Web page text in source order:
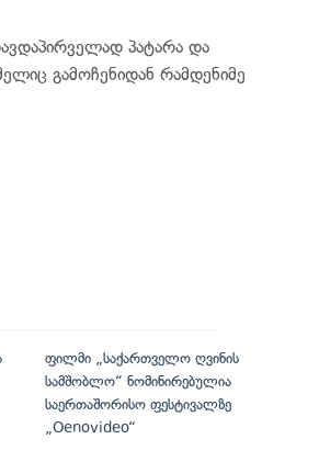
პატარა და
გამოჩენიდან რამდენიმე
ფილმი „საქართველო ღვინის
სამშობლო“ ნომინირებულია
საერთაშორისო ფესტივალზე
„Oenovideo“